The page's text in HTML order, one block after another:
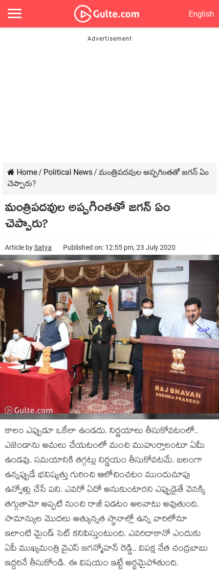
English
Home/ Political News/ మంత్రిపదవుల అప్పగింతతో జగన్ ఏం
చెప్పారు?
మంత్రిపదవుల అప్పగింతతో జగన్ ఏం
చెప్పారు?
Article bySatya Published on: 12:55 pm, 23 July 2020
కాలం ఎప్పుడూ ఒకేలా ఉండదు. నిర్ణయాలు తీసుకోవటంలో..
ఎజెండాను అమలు చేయటంలో మంచి ముహుర్తాలంటూ ఏమీ
ఉండవు. సమయానికి తగ్గట్లు నిర్ణయం తీసుకోవటమే. బలంగా
ఉన్నప్పుడే భవిష్యత్తు గురించి ఆలోచించటం ముందుచూపు
ఉన్నోళ్లు చేసే పని. ఎవరో ఏదో అనుకుంటారని ఎప్పుడైతే వెనక్కి
తగ్గుతామో అప్పటి నుంచి రాజీ పడటం అలవాటు అవుతుంది.
సామాన్యుల మొదలు అత్యున్నత స్థానాల్లో ఉన్న వారిలోనూ
ఇలాంటి మైండ్ సెట్ కనిపిస్తుంటుంది. ఎవరిదాకానో ఎందుకు
ఏపీ ముఖ్యమంత్రి వైఎస్ జగన్మోహన్ రెడ్డి.. విపక్ష నేత చంద్రబాబు
ఇద్దరినే తీసుకోండి. ఈ విషయం ఇట్టే అర్థమైపోతుంది.